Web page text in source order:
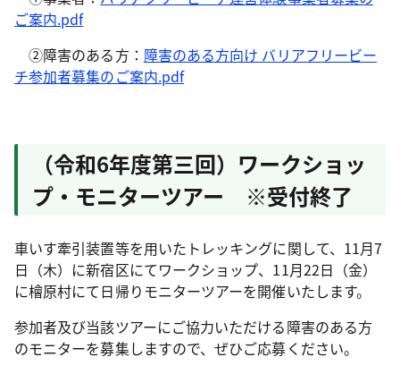
ご案内.pdf
②障害のある方： 障害のある方向け バリアフリービー
チ参加者募集のご案内.pdf
（令和6年度第三回）ワークショッ
プ・モニターツアー ※受付終了
車いす牽引装置等を用いたトレッキングに関して、11月7
日（木）に新宿区にてワークショップ、11月22日（金）
に檜原村にて日帰りモニターツアーを開催いたします。
参加者及び当該ツアーにご協力いただける障害のある方
のモニターを募集しますので、ぜひご応募ください。